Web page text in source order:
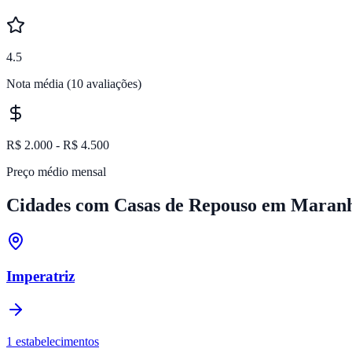
4.5
Nota média (10 avaliações)
R$ 2.000 - R$ 4.500
Preço médio mensal
Cidades com Casas de Repouso em
Imperatriz
1 estabelecimentos